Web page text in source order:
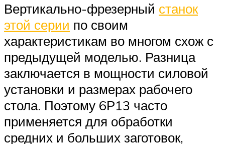
Вертикально-фрезерный станок
этой серии по своим
характеристикам во многом схож с
предыдущей моделью. Разница
заключается в мощности силовой
установки и размерах рабочего
стола. Поэтому 6Р13 часто
применяется для обработки
средних и больших заготовок,